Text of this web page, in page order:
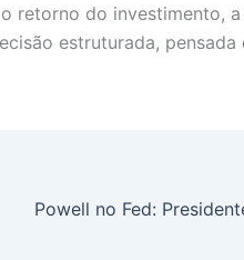
retorno do investimento,
estruturada,